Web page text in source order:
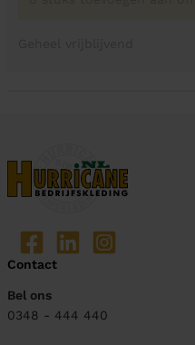
Contact
Bel ons
0348 - 444 440